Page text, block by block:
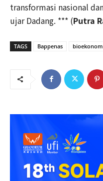
transformasi nasional
ujar Dadang. *** (Putra
TAGS Bappenas